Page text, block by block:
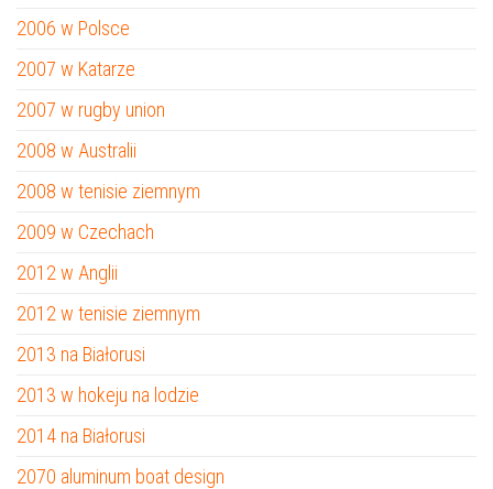
2006 w Polsce
2007 w Katarze
2007 w rugby union
2008 w Australii
2008 w tenisie ziemnym
2009 w Czechach
2012 w Anglii
2012 w tenisie ziemnym
2013 na Białorusi
2013 w hokeju na lodzie
2014 na Białorusi
2070 aluminum boat design